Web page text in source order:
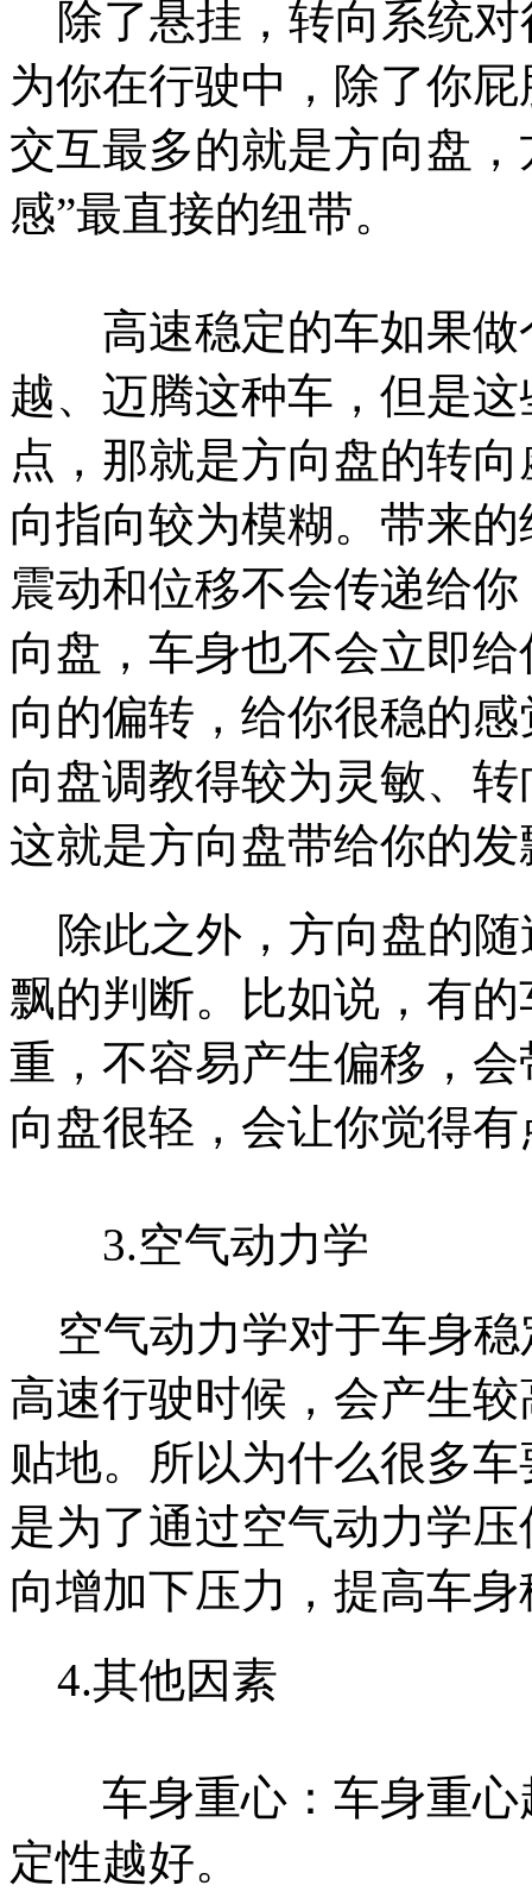
除了悬挂，转向系统对
为你在行驶中，除了你
交互最多的就是方向盘
感”最直接的纽带。
高速稳定的车如果做
越、迈腾这种车，但是
点，那就是方向盘的转
向指向较为模糊。带来
震动和位移不会传递给
向盘，车身也不会立即
向的偏转，给你很稳的
向盘调教得较为灵敏、
这就是方向盘带给你的
除此之外，方向盘的随
飘的判断。比如说，有
重，不容易产生偏移，
向盘很轻，会让你觉得有
3.空气动力学
空气动力学对于车身稳
高速行驶时候，会产生
贴地。所以为什么很多
是为了通过空气动力学
向增加下压力，提高车
4.其他因素
车身重心：车身重心
定性越好。